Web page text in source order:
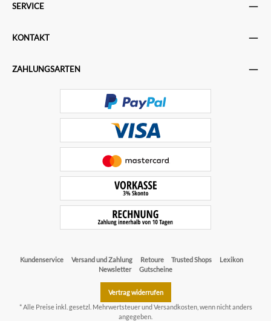
SERVICE
KONTAKT
ZAHLUNGSARTEN
Kundenservice Versand und Zahlung Retoure Trusted Shops
Lexikon
Newsletter
Gutscheine
Vertrag widerrufen
* Alle Preise inkl. gesetzl. Mehrwertsteuer undVersandkosten, wenn nicht anders
angegeben.